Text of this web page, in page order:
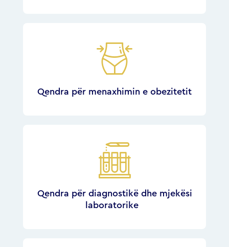
Qendra për menaxhimin e obezitetit
Qendra për diagnostikë dhe mjekësi
laboratorike